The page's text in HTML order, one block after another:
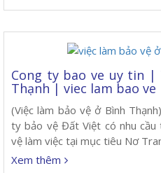
Cong ty bao ve uy tin |
Thạnh | viec lam bao ve
(Việc làm bảo vệ ở Bình
ty bảo vệ Đất Việt có nhu cầu
vệ làm việc tại mục tiêu Nơ
Xem thêm